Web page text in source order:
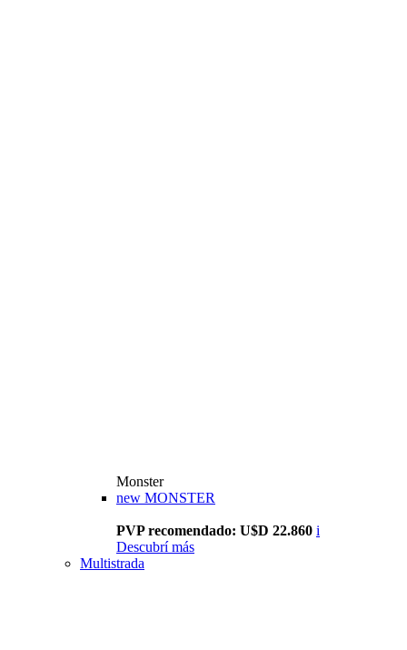
Monster
new MONSTER
PVP recomendado: U$D 22.860 i
Descubrí más
Multistrada